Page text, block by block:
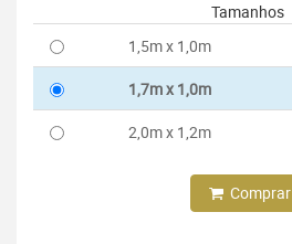
Tamanhos
1,5m x 1,0m
1,7m x 1,0m
2,0m x 1,2m
Comprar